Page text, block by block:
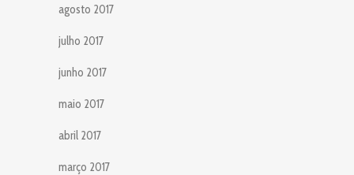
agosto 2017
julho 2017
junho 2017
maio 2017
abril 2017
março 2017